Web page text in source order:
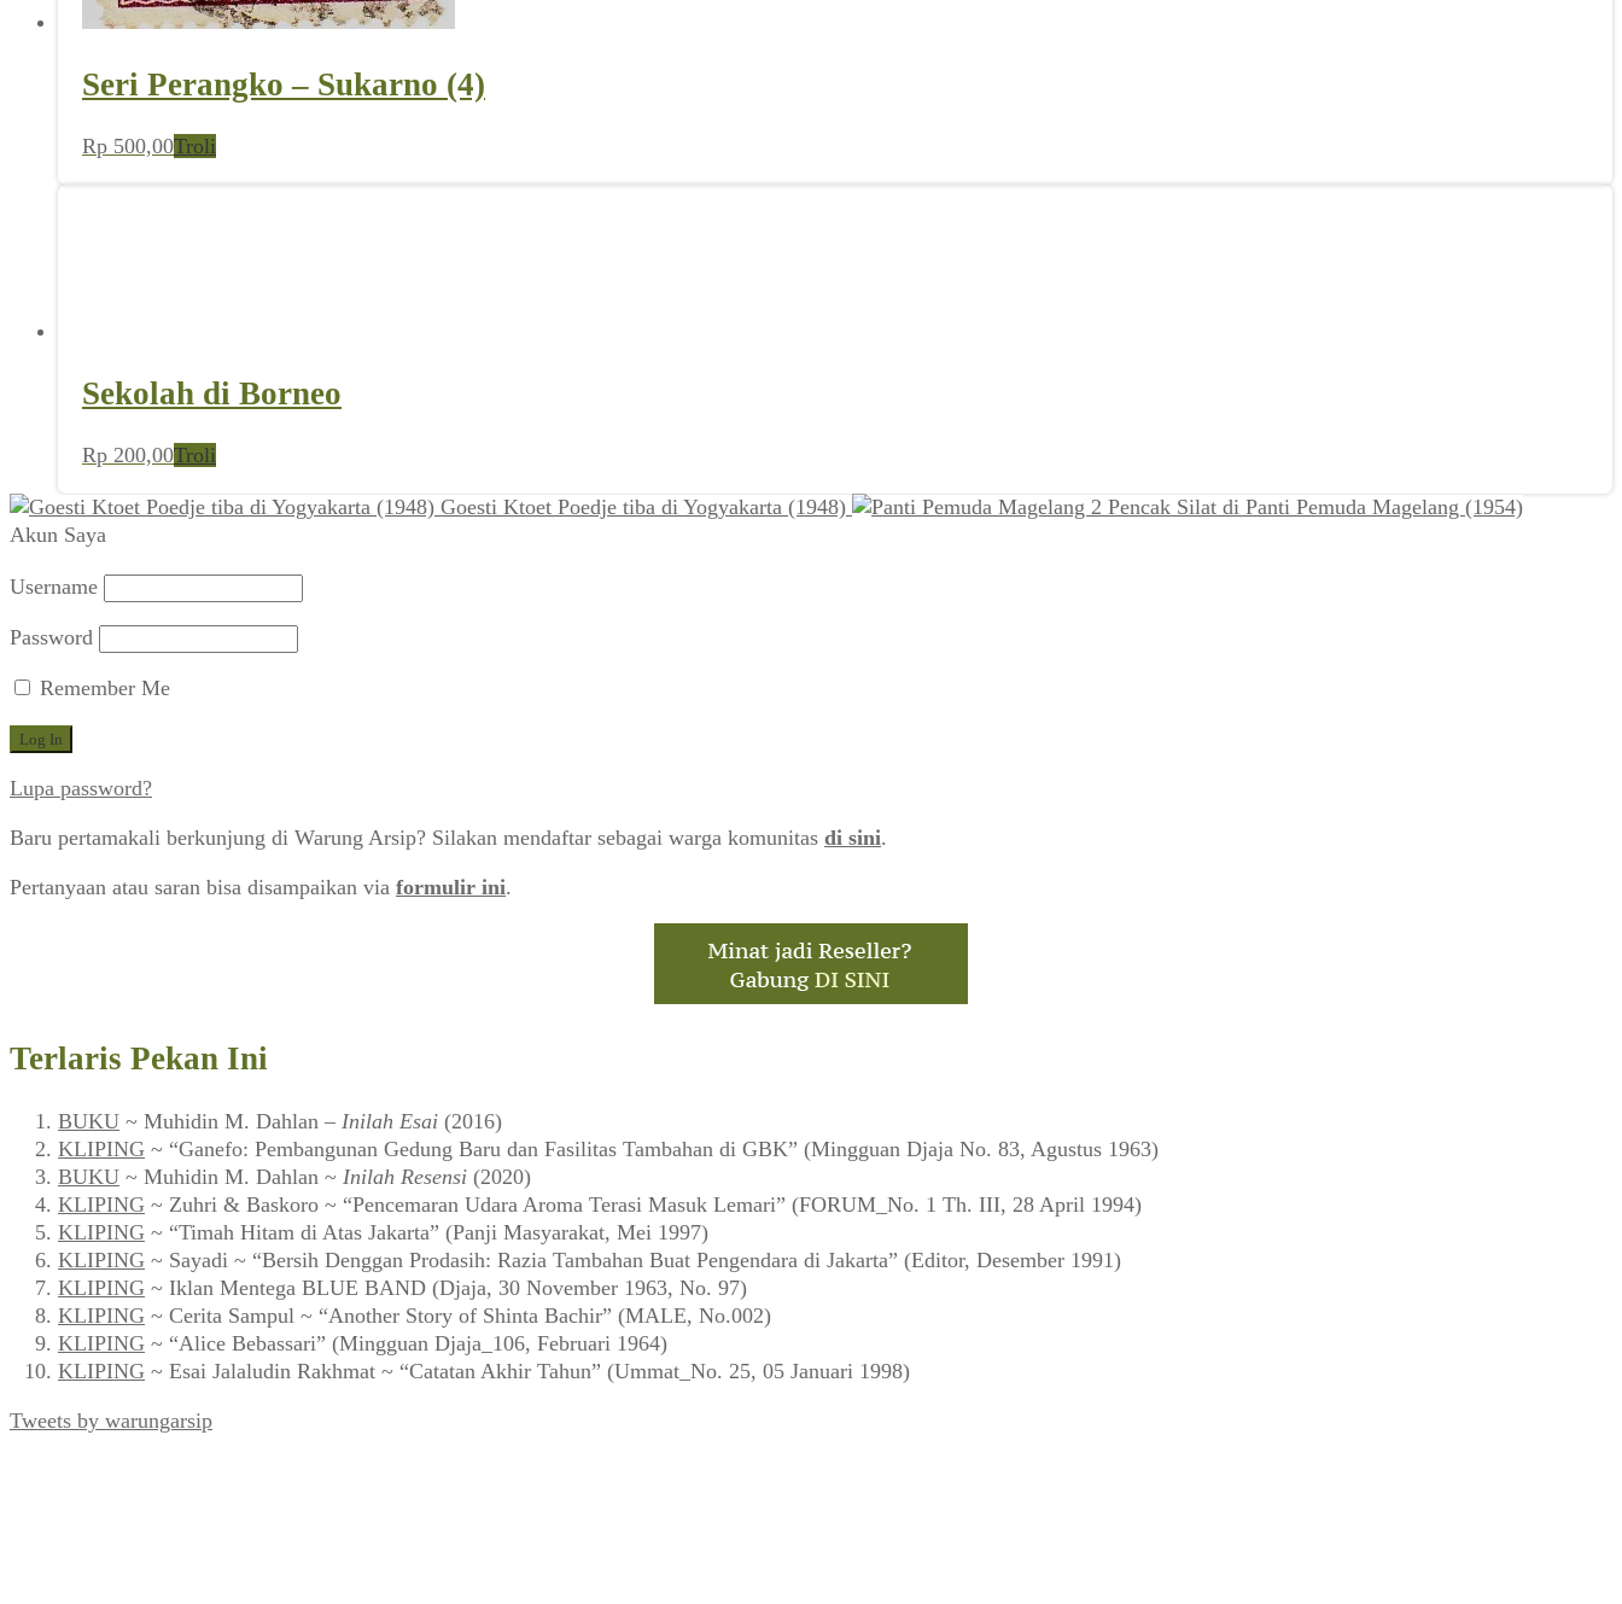
Seri Perangko – Sukarno (4)
Rp 500,00Troli
Sekolah di Borneo
Rp 200,00Troli
Goesti Ktoet Poedje tiba di Yogyakarta (1948)
Pencak Silat di Panti Pemuda Magelang (1954)
Akun Saya
Username
Password
Remember Me
Lupa password?
Baru pertamakali berkunjung di Warung Arsip? Silakan mendaftar sebagai warga komunitas di sini.
Pertanyaan atau saran bisa disampaikan via formulir ini.
Terlaris Pekan Ini
BUKU ~ Muhidin M. Dahlan – Inilah Esai (2016)
KLIPING ~ “Ganefo: Pembangunan Gedung Baru dan Fasilitas Tambahan di GBK” (Mingguan Djaja No. 83, Agustus 1963)
BUKU ~ Muhidin M. Dahlan ~ Inilah Resensi (2020)
KLIPING ~ Zuhri & Baskoro ~ “Pencemaran Udara Aroma Terasi Masuk Lemari” (FORUM_No. 1 Th. III, 28 April 1994)
KLIPING ~ “Timah Hitam di Atas Jakarta” (Panji Masyarakat, Mei 1997)
KLIPING ~ Sayadi ~ “Bersih Denggan Prodasih: Razia Tambahan Buat Pengendara di Jakarta” (Editor, Desember 1991)
KLIPING ~ Iklan Mentega BLUE BAND (Djaja, 30 November 1963, No. 97)
KLIPING ~ Cerita Sampul ~ “Another Story of Shinta Bachir” (MALE, No.002)
KLIPING ~ “Alice Bebassari” (Mingguan Djaja_106, Februari 1964)
KLIPING ~ Esai Jalaludin Rakhmat ~ “Catatan Akhir Tahun” (Ummat_No. 25, 05 Januari 1998)
Tweets by warungarsip